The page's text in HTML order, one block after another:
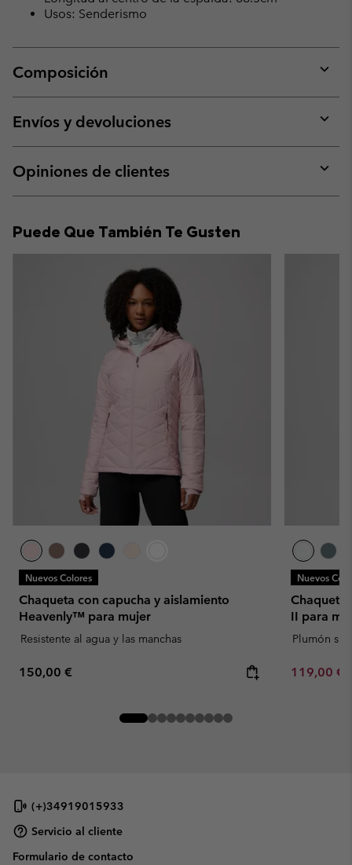
Usos: Senderismo
Composición
or
Envíos y devoluciones
or
Opiniones de clientes
or
Puede Que También Te Gusten
Nuevos Colores
Chaqueta con capucha y aislamiento
Heavenly™ para mujer
Resistente al agua y las manchas
Regular price:
150,00 €
Nuevos
Chaqueta
II para
Plumón
Minimum
119,00 €
(+)34919015933
Servicio al cliente
Formulario de contacto